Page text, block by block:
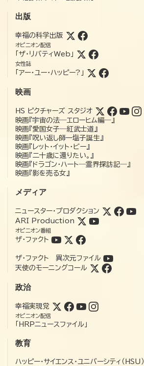
出版
幸福の科学出版
オピニオン配信
「ザ・リバティWeb」
女性誌
「アー・ユー・ハッピー?」
映画
HS ピクチャーズ スタジオ
映画『宇宙の法―エローヒム編―』
映画『愛国女子―紅武士道』
映画『呪い返し師—塩子誕生』
映画『レット・イット・ビー』
映画『二十歳に還りたい。』
映画『ドラゴン・ハート―霊界探訪記―』
映画『影を売る女』
メディア
ニュースター・プロダクション
ARI Production
オピニオン番組
ザ・ファクト
ザ・ファクト 異次元ファイル
天使のモーニングコール
政治
幸福実現党
オピニオン配信
「HRPニュースファイル」
教育
ハッピー・サイエンス・ユニバーシティ（HSU）